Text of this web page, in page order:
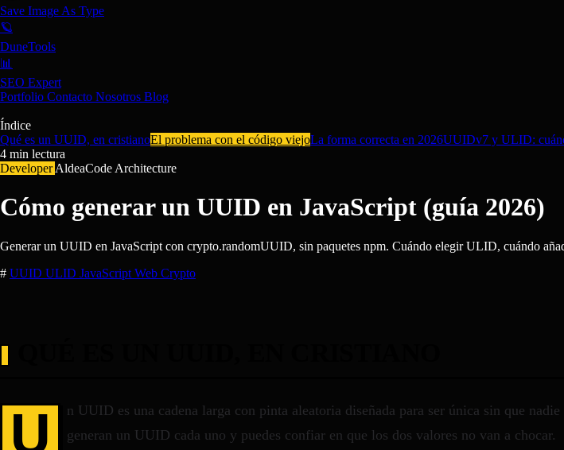
Save Image As Type
🪐
DuneTools
📊
SEO Expert
Portfolio Contacto Nosotros Blog
Índice
Qué es un UUID, en cristianoEl problema con el código viejoLa forma correcta en 2026UUIDv7 y ULID:
4 min lectura
DeveloperAldeaCode Architecture
Cómo generar un UUID en JavaScript (guía 2026)
Generar un UUID en JavaScript con crypto.randomUUID, sin paquetes npm. Cuándo elegir ULID, cuándo
# UUID ULID JavaScript Web Crypto
U
n UUID es una cadena larga con pinta aleatoria diseñada para ser única sin que
generan un UUID cada uno y puedes confiar en que los dos valores no van a chocar.